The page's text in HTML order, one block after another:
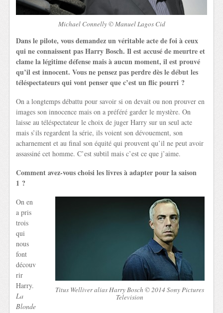
Michael Connelly © Manuel Lagos Cid
Dans le pilote, vous demandez un véritable acte de foi à ceux
qui ne connaissent pas Harry Bosch. Il est accusé de meurtre et
clame la légitime défense mais à aucun moment, il est prouvé
qu’il est innocent. Vous ne pensez pas perdre dès le début les
téléspectateurs qui vont penser que c’est un flic pourri ?
On a longtemps débattu pour savoir si on devait ou non prouver en
images son innocence mais on a préféré garder le mystère. On
laisse au téléspectateur le choix de juger Harry sur un seul acte
mais s’ils regardent la série, ils voient son dévouement, son
acharnement et au final son équité qui prouvent qu’il ne peut avoir
assassiné cet homme. C’est subtil mais c’est ce que j’aime.
Comment avez-vous choisi les livres à adapter pour la saison
1 ?
Titus Welliver alias Harry Bosch © 2014 Sony Pictures
Television
On en
a pris
trois
qui
nous
font
découv
rir
Harry.
La
Blonde